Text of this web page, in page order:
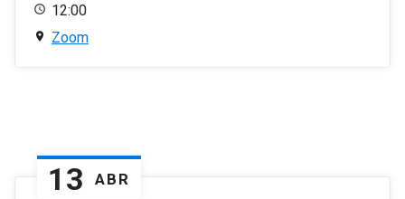
12:00
Zoom
13 ABR